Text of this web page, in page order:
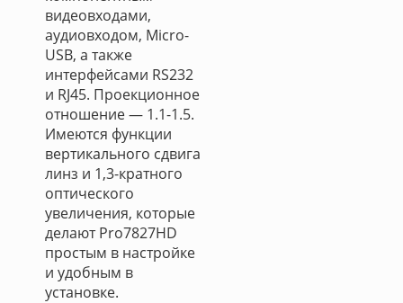
видеовходами,
аудиовходом, Micro-
USB, а также
интерфейсами RS232
и RJ45. Проекционное
отношение — 1.1-1.5.
Имеются функции
вертикального сдвига
линз и 1,3-кратного
оптического
увеличения, которые
делают Pro7827HD
простым в настройке
и удобным в
установке.